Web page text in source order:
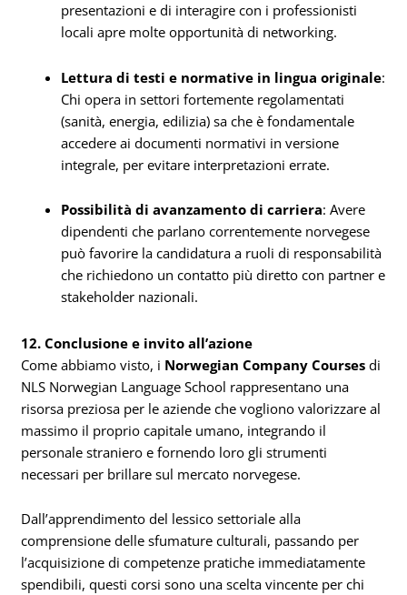
presentazioni e di interagire con i professionisti
locali apre molte opportunità di networking.
Lettura di testi e normative in lingua originale:
Chi opera in settori fortemente regolamentati
(sanità, energia, edilizia) sa che è fondamentale
accedere ai documenti normativi in versione
integrale, per evitare interpretazioni errate.
Possibilità di avanzamento di carriera: Avere
dipendenti che parlano correntemente norvegese
può favorire la candidatura a ruoli di responsabilità
che richiedono un contatto più diretto con partner e
stakeholder nazionali.
12. Conclusione e invito all’azione
Come abbiamo visto, i Norwegian Company Courses di
NLS Norwegian Language School rappresentano una
risorsa preziosa per le aziende che vogliono valorizzare al
massimo il proprio capitale umano, integrando il
personale straniero e fornendo loro gli strumenti
necessari per brillare sul mercato norvegese.
Dall’apprendimento del lessico settoriale alla
comprensione delle sfumature culturali, passando per
l’acquisizione di competenze pratiche immediatamente
spendibili, questi corsi sono una scelta vincente per chi